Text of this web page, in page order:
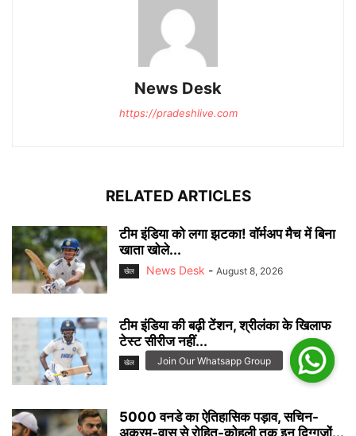
News Desk
https://pradeshlive.com
RELATED ARTICLES
टीम इंडिया को लगा झटका! वॉर्मअप मैच में बिना
खाता खोले...
खेल News Desk - August 8, 2026
टीम इंडिया की बढ़ी टेंशन, श्रीलंका के खिलाफ
टेस्ट सीरीज नहीं...
खेल News Desk - August 8, 2026
5000 वनडे का ऐतिहासिक पड़ाव, सचिन-